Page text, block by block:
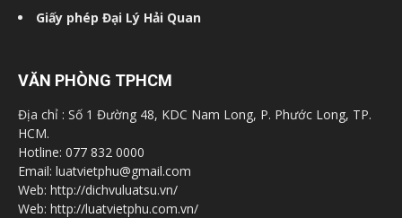
Giấy phép Đại Lý Hải Quan
VĂN PHÒNG TPHCM
Địa chỉ : Số 1 Đường 48, KDC Nam Long, P. Phước Long, TP.
HCM.
Hotline: 077 832 0000
Email: luatvietphu@gmail.com
Web: http://dichvuluatsu.vn/
Web: http://luatvietphu.com.vn/